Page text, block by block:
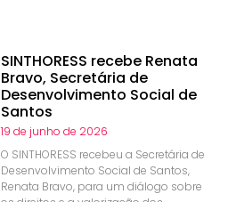
SINTHORESS recebe Renata
Bravo, Secretária de
Desenvolvimento Social de
Santos
19 de junho de 2026
O SINTHORESS recebeu a Secretária de
Desenvolvimento Social de Santos,
Renata Bravo, para um diálogo sobre